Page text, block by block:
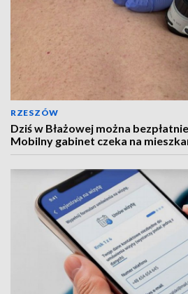
RZESZÓW
Dziś w Błażowej można
Mobilny gabinet czeka na